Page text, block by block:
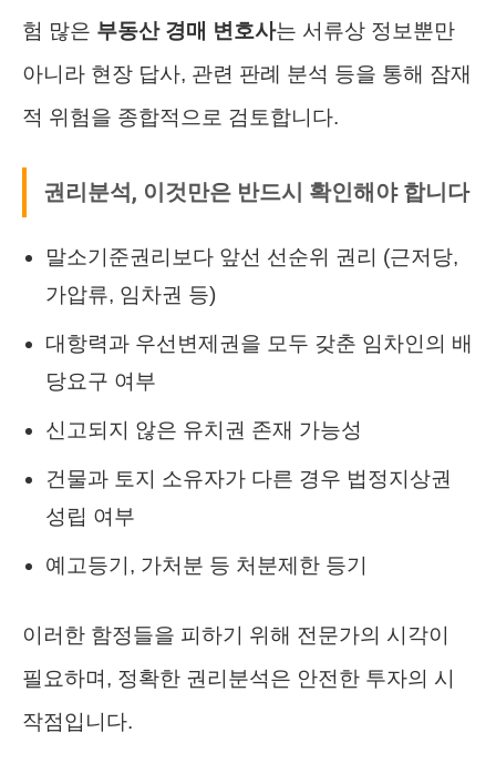
험 많은 부동산 경매 변호사는 서류상 정보뿐만
아니라 현장 답사, 관련 판례 분석 등을 통해 잠재
적 위험을 종합적으로 검토합니다.
권리분석, 이것만은 반드시 확인해야 합니다
말소기준권리보다 앞선 선순위 권리 (근저당,
가압류, 임차권 등)
대항력과 우선변제권을 모두 갖춘 임차인의 배
당요구 여부
신고되지 않은 유치권 존재 가능성
건물과 토지 소유자가 다른 경우 법정지상권
성립 여부
예고등기, 가처분 등 처분제한 등기
이러한 함정들을 피하기 위해 전문가의 시각이
필요하며, 정확한 권리분석은 안전한 투자의 시
작점입니다.